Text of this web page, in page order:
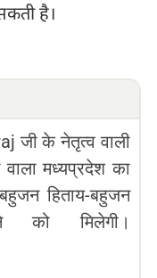
है।
जी के नेतृत्व वाली
मध्यप्रदेश का
हिताय-बहुजन
मिलेगी।